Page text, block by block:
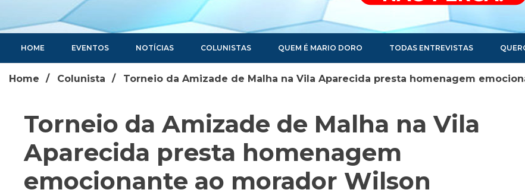
Portal de Notícias
HOME EVENTOS NOTÍCIAS COLUNISTAS QUEM É MARIO DORO TODAS ENTREVISTAS
Home Colunista Torneio da Amizade de Malha na Vila Aparecida presta homenagem
Torneio da Amizade de Malha na Vila
Aparecida presta homenagem
emocionante ao morador Wilson